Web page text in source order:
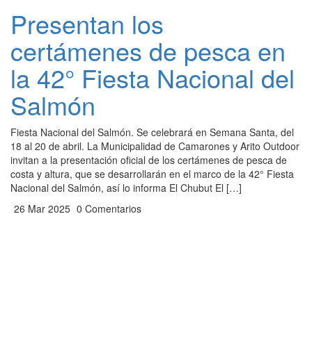
Presentan los
certámenes de pesca en
la 42° Fiesta Nacional del
Salmón
Fiesta Nacional del Salmón. Se celebrará en Semana Santa, del
18 al 20 de abril. La Municipalidad de Camarones y Arito Outdoor
invitan a la presentación oficial de los certámenes de pesca de
costa y altura, que se desarrollarán en el marco de la 42° Fiesta
Nacional del Salmón, así lo informa El Chubut El […]
26 Mar 2025 0 Comentarios